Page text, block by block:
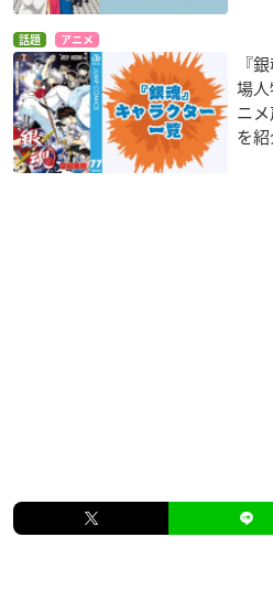
話題 アニメ
『
場
ニ
を